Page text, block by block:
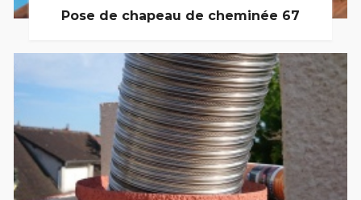
Pose de chapeau de cheminée 67